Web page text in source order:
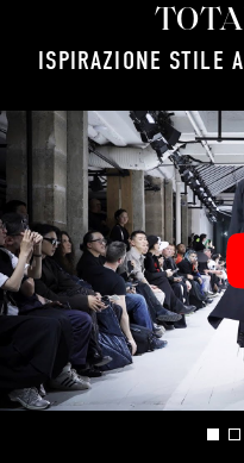
ISPIRAZIONE STILE